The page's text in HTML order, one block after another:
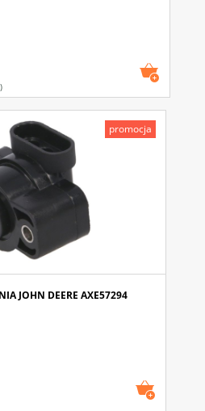
JOHN DEERE AXE57294
promocja